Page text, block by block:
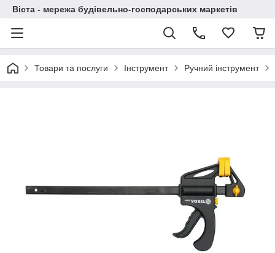
Віста - мережа будівельно-господарських маркетів
Товари та послуги Інструмент Ручний інструмент